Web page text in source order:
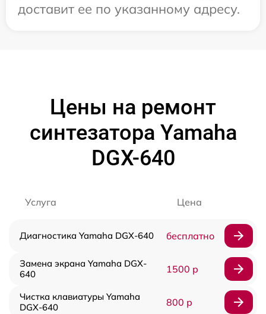
доставит ее по указанному адресу.
Цены на ремонт
синтезатора Yamaha
DGX-640
Услуга Цена
Диагностика Yamaha DGX-640 бесплатно
Замена экрана Yamaha DGX-
640
1500 р
Чистка клавиатуры Yamaha
DGX-640
800 р